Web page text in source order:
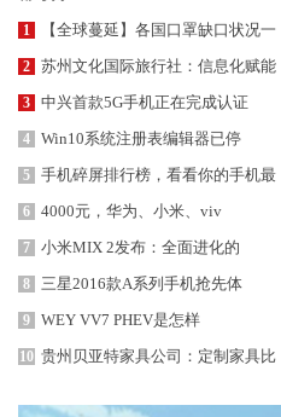
1 【全球蔓延】各国口罩缺口状况一
2 苏州文化国际旅行社：信息化赋能
3 中兴首款5G手机正在完成认证
4 Win10系统注册表编辑器已停
5 手机碎屏排行榜，看看你的手机最
6 4000元，华为、小米、viv
7 小米MIX 2发布：全面进化的
8 三星2016款A系列手机抢先体
9 WEY VV7 PHEV是怎样
10 贵州贝亚特家具公司：定制家具比